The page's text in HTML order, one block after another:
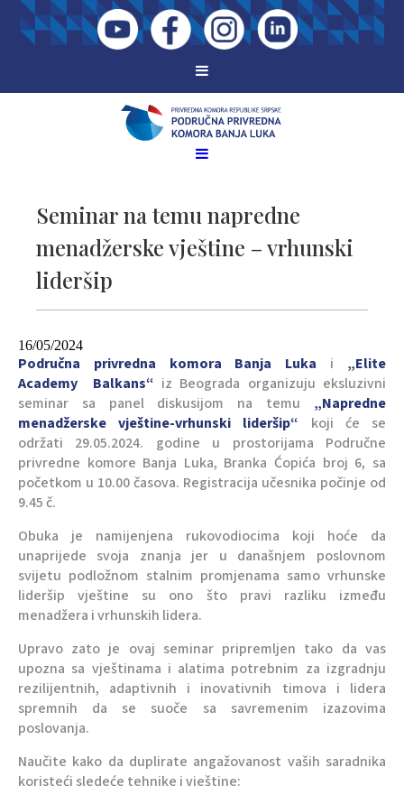
Seminar na temu napredne
menadžerske vještine – vrhunski
lideršip
16/05/2024
Područna privredna komora Banja Luka i „Еlitе
Аcаdеmy Bаlkаns“ iz Beograda organizuju eksluzivni
seminar sa panel diskusijom na temu „Napredne
menadžerske vještine-vrhunski lideršip“ koji će se
održati 29.05.2024. godine u prostorijama Područne
privredne komore Banja Luka, Branka Ćopića broj 6, sa
početkom u 10.00 časova. Registracija učesnika počinje od
9.45 č.
Obuka je namijenjena rukovodiocima koji hoće da
unaprijede svoja znanja jer u današnjem poslovnom
svijetu podložnom stalnim promjenama samo vrhunske
lideršip vještine su ono što pravi razliku između
menadžera i vrhunskih lidera.
Upravo zato je ovaj seminar pripremljen tako da vas
upozna sa vještinama i alatima potrebnim za izgradnju
rezilijentnih, adaptivnih i inovativnih timova i lidera
spremnih da se suoče sa savremenim izazovima
poslovanja.
Naučite kako da duplirate angažovanost vaših saradnika
koristeći sledeće tehnike i vještine: